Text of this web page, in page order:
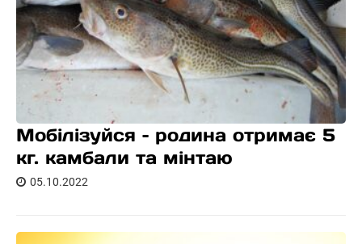
Мобілізуйся – родина отримає 5
кг. камбали та мінтаю
05.10.2022